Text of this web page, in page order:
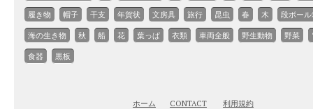
履き物 帽子 干支 年賀状 文房具 旅行 昆虫 春 木 段ボー
海の生き物 秋 船 花 葉っぱ 衣類 車両全般 野生動物 野菜
食器 黒板
ホーム CONTACT 利用規約